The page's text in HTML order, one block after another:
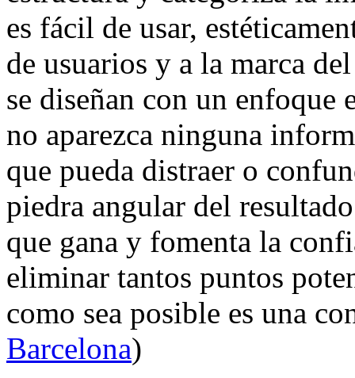
es fácil de usar,
de usuarios y a la marca
se diseñan con un
no aparezca ninguna
que pueda distraer o
piedra angular del
que gana y fomenta la
eliminar tantos puntos
como sea posible es una
Barcelona)